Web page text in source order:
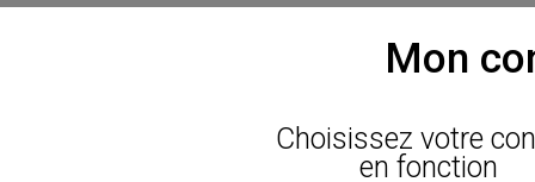
Mon
Choisissez votre
en fonction